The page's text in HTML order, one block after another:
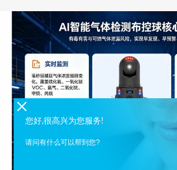
您好,很高兴为您服务!
请问有什么可以帮到您?